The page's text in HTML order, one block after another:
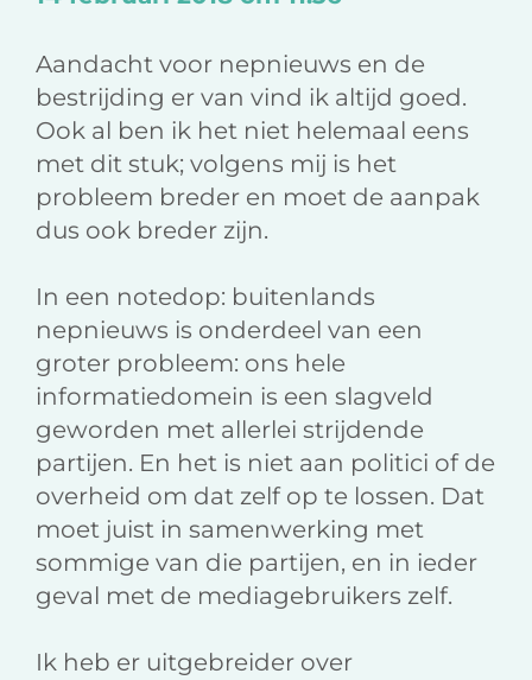
n
Aandacht voor nepnieuws en de
bestrijding er van vind ik altijd goed.
Ook al ben ik het niet helemaal eens
met dit stuk; volgens mij is het
probleem breder en moet de aanpak
dus ook breder zijn.
In een notedop: buitenlands
nepnieuws is onderdeel van een
groter probleem: ons hele
informatiedomein is een slagveld
geworden met allerlei strijdende
partijen. En het is niet aan politici of de
overheid om dat zelf op te lossen. Dat
moet juist in samenwerking met
sommige van die partijen, en in ieder
geval met de mediagebruikers zelf.
Ik heb er uitgebreider over